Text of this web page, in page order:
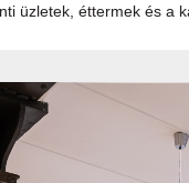
üzletek, éttermek és a